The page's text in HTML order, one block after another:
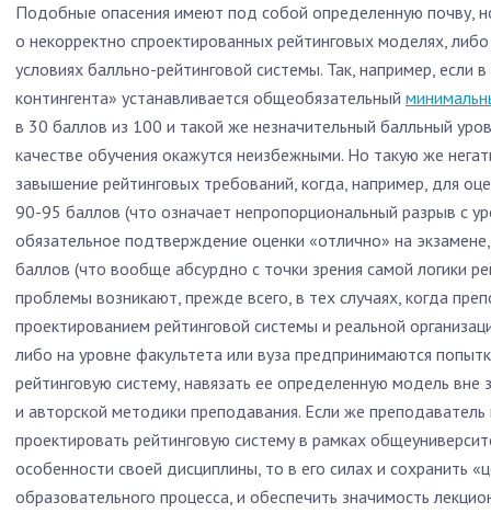
Подобные опасения имеют под собой определенную почву,
о некорректно спроектированных рейтинговых моделях,
условиях балльно-рейтинговой системы. Так, например, если
контингента» устанавливается общеобязательный
в 30 баллов из 100 и такой же незначительный балльный
качестве обучения окажутся неизбежными. Но такую же
завышение рейтинговых требований, когда, например, для
90-95 баллов (что означает непропорциональный разрыв с
обязательное подтверждение оценки «отлично» на
баллов (что вообще абсурдно с точки зрения самой логики
проблемы возникают, прежде всего, в тех случаях, когда
проектированием рейтинговой системы и реальной
либо на уровне факультета или вуза предпринимаются
рейтинговую систему, навязать ее определенную модель
и авторской методики преподавания. Если же
проектировать рейтинговую систему в рамках
особенности своей дисциплины, то в его силах и сохранить
образовательного процесса, и обеспечить значимость